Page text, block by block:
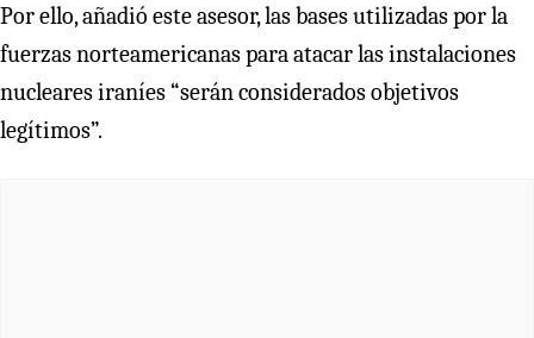
Por ello, añadió este asesor, las bases utilizadas por la
fuerzas norteamericanas para atacar las instalaciones
nucleares iraníes “serán considerados objetivos
legítimos”.